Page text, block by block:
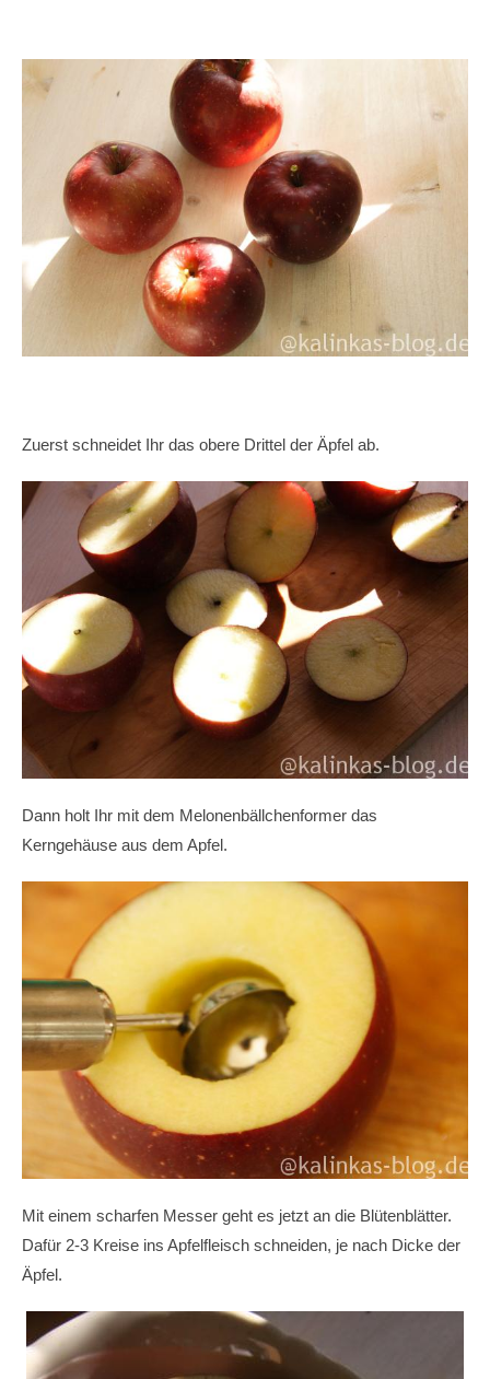
Zuerst schneidet Ihr das obere Drittel der Äpfel ab.
Dann holt Ihr mit dem Melonenbällchenformer das
Kerngehäuse aus dem Apfel.
Mit einem scharfen Messer geht es jetzt an die Blütenblätter.
Dafür 2-3 Kreise ins Apfelfleisch schneiden, je nach Dicke der
Äpfel.